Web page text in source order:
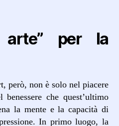
arte” per la
però, non è solo nel piacere
che quest’ultimo
la mente e la capacità di
In primo luogo, la